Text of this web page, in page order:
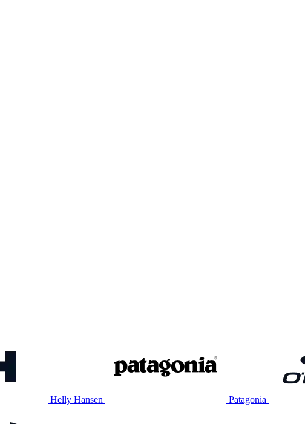
Helly Hansen Patagonia